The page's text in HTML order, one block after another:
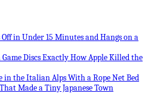
in Under 15 Minutes and Hangs on a
Discs Exactly How Apple Killed the
in the Italian Alps With a Rope Net Bed
Made a Tiny Japanese Town